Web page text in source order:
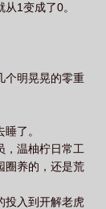
1变成了0。
个明晃晃的零重
了。
，温柚柠日常工
圈养的，还是荒
投入到开解老虎